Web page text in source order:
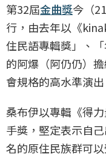
第32屆金曲獎今（
行，由去年以《
住民語專輯獎」、
的阿爆（阿仍仍）
會規格的高水準演出
桑布伊以專輯《得
手獎，堅定表示自
名的原住民族群可